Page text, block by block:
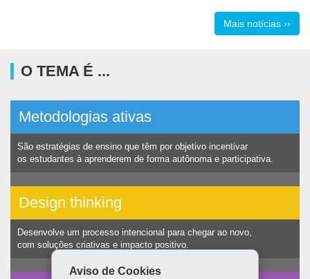
Mais notícias ››
O TEMA É ...
Metodologias ativas
São estratégias de ensino que têm por objetivo incentivar
os estudantes à aprenderem de forma autônoma e participativa.
Design thinking
Desenvolve um processo intencional para chegar ao novo,
com soluções criativas e impacto positivo.
Aviso de Cookies